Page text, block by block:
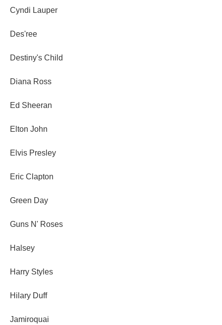
Cyndi Lauper
Des'ree
Destiny's Child
Diana Ross
Ed Sheeran
Elton John
Elvis Presley
Eric Clapton
Green Day
Guns N' Roses
Halsey
Harry Styles
Hilary Duff
Jamiroquai